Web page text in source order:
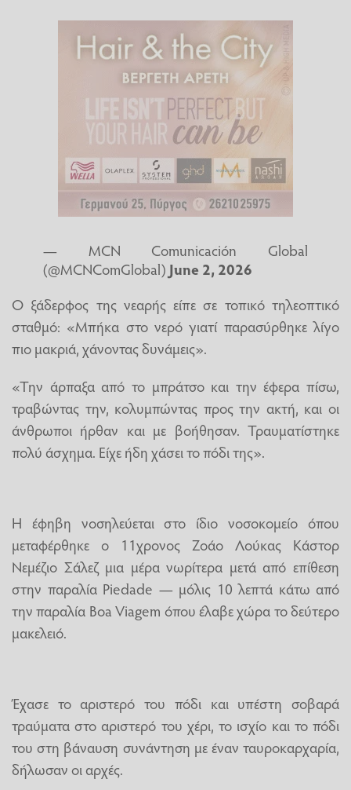
— MCN Comunicación Global
(@MCNComGlobal) June 2, 2026
Ο ξάδερφος της νεαρής είπε σε τοπικό τηλεοπτικό
σταθμό: «Μπήκα στο νερό γιατί παρασύρθηκε λίγο
πιο μακριά, χάνοντας δυνάμεις».
«Την άρπαξα από το μπράτσο και την έφερα πίσω,
τραβώντας την, κολυμπώντας προς την ακτή, και οι
άνθρωποι ήρθαν και με βοήθησαν. Τραυματίστηκε
πολύ άσχημα. Είχε ήδη χάσει το πόδι της».
Η έφηβη νοσηλεύεται στο ίδιο νοσοκομείο όπου
μεταφέρθηκε ο 11χρονος Ζοάο Λούκας Κάστορ
Νεμέζιο Σάλεζ μια μέρα νωρίτερα μετά από επίθεση
στην παραλία Piedade — μόλις 10 λεπτά κάτω από
την παραλία Boa Viagem όπου έλαβε χώρα το δεύτερο
μακελειό.
Έχασε το αριστερό του πόδι και υπέστη σοβαρά
τραύματα στο αριστερό του χέρι, το ισχίο και το πόδι
του στη βάναυση συνάντηση με έναν ταυροκαρχαρία,
δήλωσαν οι αρχές.